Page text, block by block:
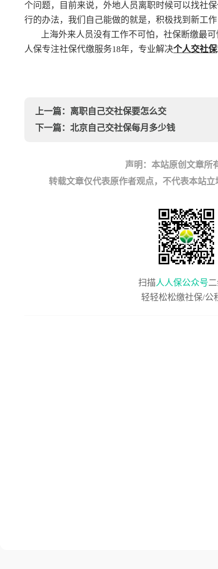
个问题，目前来说，外地人员离职时候可以找社
行的办法，我们自己能做的就是，积极找到新工
上海外来人员没有工作不可怕，社保断缴最
人保专注社保代缴服务18年，专业解决个人交社保
上一篇： 离职自己交社保要怎么交
下一篇： 北京自己交社保每月多少钱
声明：本站原创文章所
转载文章仅代表原作者观点，不代表本站
扫描人人保公众号
轻轻松松缴社保/公